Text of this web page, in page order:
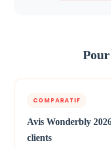
COMPARATIF
Avis Wonderbly
clients